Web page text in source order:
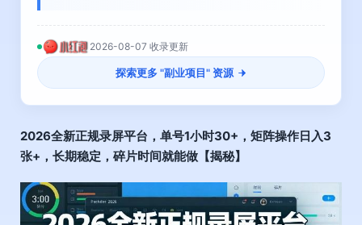
2026-08-07 收录更新
探索更多 "副业项目" 资源
2026全新正规录屏平台，单号1小时30+，矩阵操作日入3
张+，长期稳定，碎片时间就能做【揭秘】